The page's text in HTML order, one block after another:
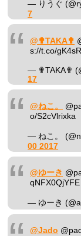
— りうぐ
7
@✟TAKA✟
s://t.co/
— ✟TAKA✟
17
@ねこ。
o/S2cVlrixka
— ねこ。
00 2017
@ゆーき
qNFX0QjYFE
— ゆーき
@Jado